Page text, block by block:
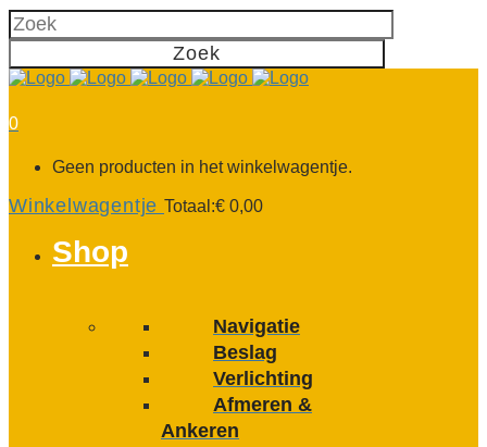
0
Geen producten in het winkelwagentje.
Winkelwagentje Totaal:€ 0,00
Shop
Navigatie
Beslag
Verlichting
Afmeren &
Ankeren